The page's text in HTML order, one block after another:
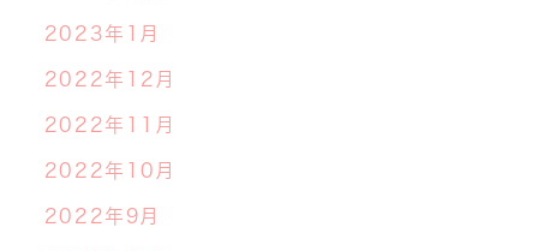
2023年1月
2022年12月
2022年11月
2022年10月
2022年9月